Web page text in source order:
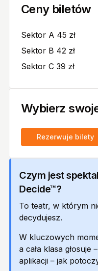
Ceny biletów
Sektor A 45 zł
Sektor B 42 zł
Sektor C 39 zł
Wybierz
Rezerwuje bilety
Czym jest
Decide™?
To teatr, w którym
decydujesz.
W kluczowych
a cała klasa
aplikacji – jak